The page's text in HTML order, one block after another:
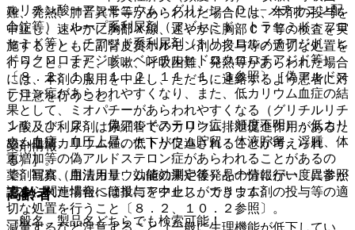
ルリチン酸一アンモニウム・グリシン・ＤＬ−メチオニン配
合錠等）、ループ系利尿剤（アゾセミド、トラセミド、フロ
セミド等）、チアジド系利尿剤（トリクロルメチアジド、ヒ
ドロクロロチアジド、ベンチルヒドロクロロチアジド等）
〔８．２、１１．１．２、１１．１．３参照〕［偽アルドス
テロン症があらわれやすくなり、また、低カリウム血症の結
果として、ミオパチーがあらわれやすくなる（グリチルリチ
ン酸及び利尿剤は尿細管でのカリウム排泄促進作用があるた
め、血清カリウム値の低下が促進されることが考えられ
る）］。
高齢者
減量するなど注意すること（一般に生理機能が低下してい
難、発熱、肺音異常等があらわれた場合には、本剤の投与を
中止し、速やかに胸部Ｘ線、速やかに胸部ＣＴ等の検査を実
施するとともに副腎皮質ホルモン剤の投与等の適切な処置を
行うこと。また、咳嗽、呼吸困難、発熱等があらわれた場合
には、本剤の服用を中止し、ただちに連絡するよう患者に対
し注意を行うこと。
１１．１．２． 偽アルドステロン症（頻度不明）：低カリ
ウム血症、血圧上昇、ナトリウム貯留・体液貯留、浮腫、体
重増加等の偽アルドステロン症があらわれることがあるの
で、観察（血清カリウム値の測定等）を十分に行い、異常が
認められた場合には投与を中止し、カリウム剤の投与等の適
切な処置を行うこと〔８．２、１０．２参照〕。
薬剤情報
薬剤写真、用法用量、効能効果や後発品の情報が一度に参照
でき、関連情報へ簡単にアクセスができます。
一般名、製品名どちらでも検索可能！